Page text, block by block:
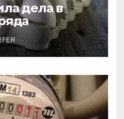
дела в
куриных